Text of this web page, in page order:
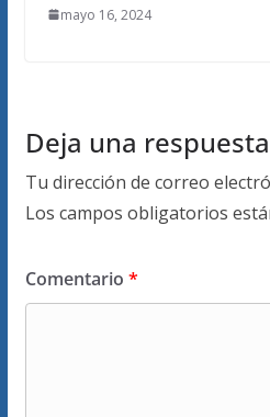
mayo 16, 2024
Deja una respuesta
Tu dirección de correo
Los campos obligatorios
Comentario *